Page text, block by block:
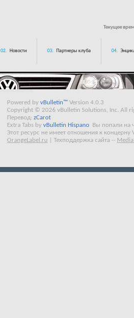
Текущее
02. Новости 03. Партнеры клуба 04.
Powered by vBulletin™ Version 4.0.3
Copyright © 2026 vBulletin Solutions, Inc. All
Перевод: zCarot
Extra Tabs by vBulletin Hispano
Вы попали на
Этот ресурс не имеет отношения к концерну
OrangeLabel.ru
Техподдержка сайта --